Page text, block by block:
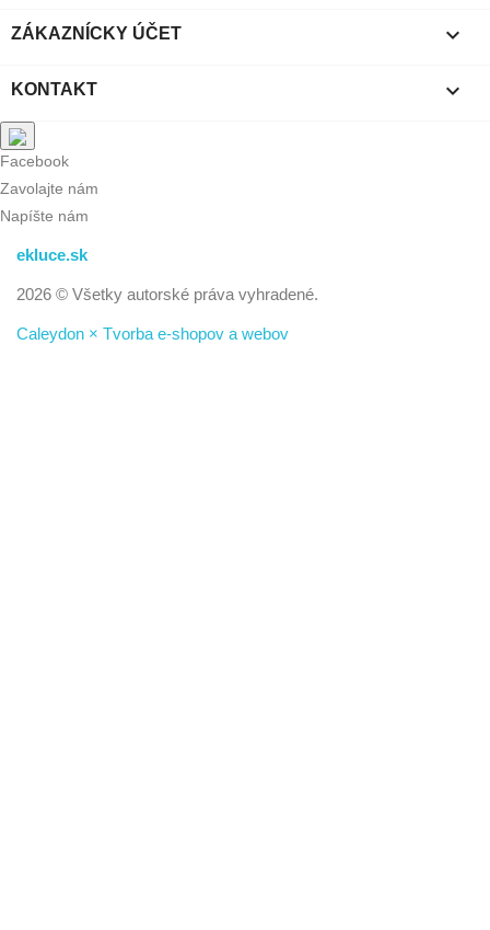
ZÁKAZNÍCKY ÚČET 
KONTAKT 
Facebook
Zavolajte nám
Napíšte nám
ekluce.sk
2026 © Všetky autorské práva vyhradené.
Caleydon × Tvorba e-shopov a webov